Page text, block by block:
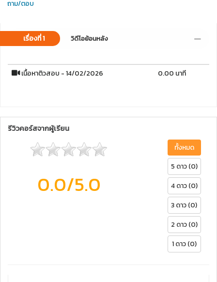
ถาม/ตอบ
เรื่องที่ 1 วิดีโอย้อนหลัง
เนื้อหาติวสอบ - 14/02/2026 0.00 นาที
รีวิวคอร์สจากผู้เรียน
0.0/5.0
ทั้งหมด
5 ดาว (0)
4 ดาว (0)
3 ดาว (0)
2 ดาว (0)
1 ดาว (0)